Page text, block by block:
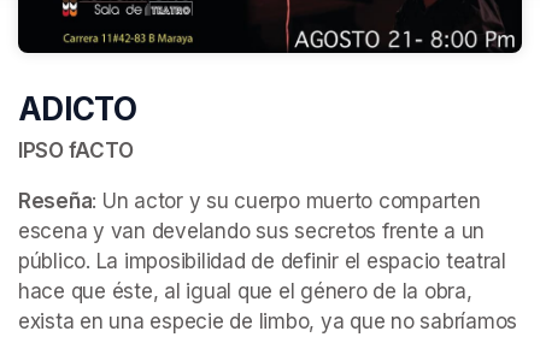
ADICTO
IPSO fACTO
Reseña: Un actor y su cuerpo muerto comparten
escena y van develando sus secretos frente a un
público. La imposibilidad de definir el espacio teatral
hace que éste, al igual que el género de la obra,
exista en una especie de limbo, ya que no sabríamos